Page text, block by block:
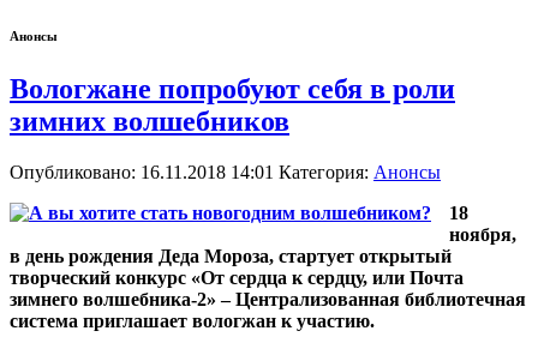
Анонсы
Вологжане попробуют себя в роли
зимних волшебников
Опубликовано: 16.11.2018 14:01 Категория: Анонсы
18
ноября,
в день рождения Деда Мороза, стартует открытый
творческий конкурс «От сердца к сердцу, или Почта
зимнего волшебника-2» – Централизованная библиотечная
система приглашает вологжан к участию.